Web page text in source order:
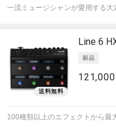
一流ミュージシャンが愛用する大
Line 6
100種類以上のエフェクトから最